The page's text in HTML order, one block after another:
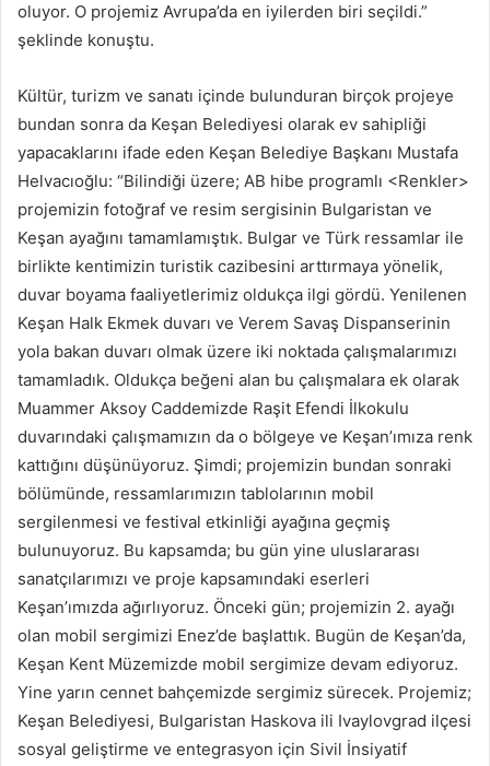
oluyor. O projemiz Avrupa’da en iyilerden biri seçildi.”
şeklinde konuştu.
Kültür, turizm ve sanatı içinde bulunduran birçok projeye
bundan sonra da Keşan Belediyesi olarak ev sahipliği
yapacaklarını ifade eden Keşan Belediye Başkanı Mustafa
Helvacıoğlu: “Bilindiği üzere; AB hibe programlı <Renkler>
projemizin fotoğraf ve resim sergisinin Bulgaristan ve
Keşan ayağını tamamlamıştık. Bulgar ve Türk ressamlar ile
birlikte kentimizin turistik cazibesini arttırmaya yönelik,
duvar boyama faaliyetlerimiz oldukça ilgi gördü. Yenilenen
Keşan Halk Ekmek duvarı ve Verem Savaş Dispanserinin
yola bakan duvarı olmak üzere iki noktada çalışmalarımızı
tamamladık. Oldukça beğeni alan bu çalışmalara ek olarak
Muammer Aksoy Caddemizde Raşit Efendi İlkokulu
duvarındaki çalışmamızın da o bölgeye ve Keşan’ımıza renk
kattığını düşünüyoruz. Şimdi; projemizin bundan sonraki
bölümünde, ressamlarımızın tablolarının mobil
sergilenmesi ve festival etkinliği ayağına geçmiş
bulunuyoruz. Bu kapsamda; bu gün yine uluslararası
sanatçılarımızı ve proje kapsamındaki eserleri
Keşan’ımızda ağırlıyoruz. Önceki gün; projemizin 2. ayağı
olan mobil sergimizi Enez’de başlattık. Bugün de Keşan’da,
Keşan Kent Müzemizde mobil sergimize devam ediyoruz.
Yine yarın cennet bahçemizde sergimiz sürecek. Projemiz;
Keşan Belediyesi, Bulgaristan Haskova ili Ivaylovgrad ilçesi
sosyal geliştirme ve entegrasyon için Sivil İnsiyatif